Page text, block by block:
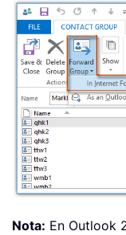
Nota: En Outlook